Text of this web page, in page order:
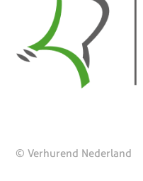
© Verhurend Nederland